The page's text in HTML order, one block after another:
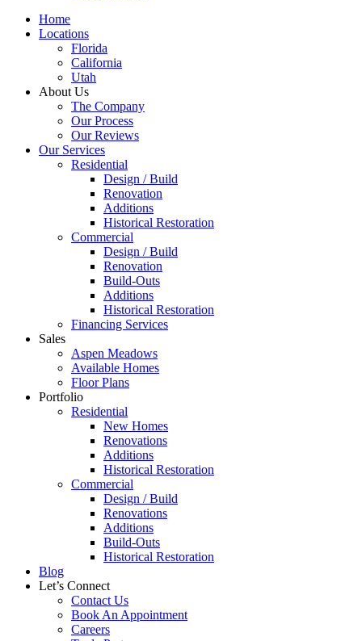
Home
Locations
Florida
California
Utah
About Us
The Company
Our Process
Our Reviews
Our Services
Residential
Design / Build
Renovation
Additions
Historical Restoration
Commercial
Design / Build
Renovation
Build-Outs
Additions
Historical Restoration
Financing Services
Sales
Aspen Meadows
Available Homes
Floor Plans
Portfolio
Residential
New Homes
Renovations
Additions
Historical Restoration
Commercial
Design / Build
Renovations
Additions
Build-Outs
Historical Restoration
Blog
Let’s Connect
Contact Us
Book An Appointment
Careers